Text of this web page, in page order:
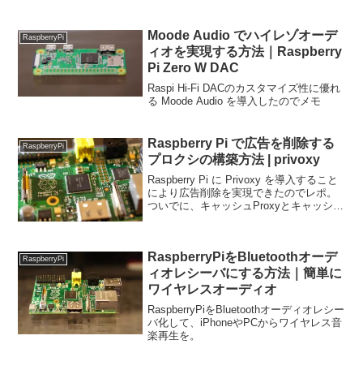
RaspberryPi
Moode Audio でハイレゾオーデ
ィオを実現する方法｜Raspberry
Pi Zero W DAC
Raspi Hi-Fi DACのカスタマイズ性に優れ
る Moode Audio を導入したのでメモ
RaspberryPi
Raspberry Pi で広告を削除する
プロクシの構築方法 | privoxy
Raspberry Pi に Privoxy を導入すること
により広告削除を実現できたのでレポ。
ついでに、キャッシュProxyとキャッシュ
RaspberryPi
RaspberryPiをBluetoothオーデ
ィオレシーバにする方法｜簡単に
ワイヤレスオーディオ
RaspberryPiをBluetoothオーディオレシー
バ化して、iPhoneやPCからワイヤレス音
楽再生を。